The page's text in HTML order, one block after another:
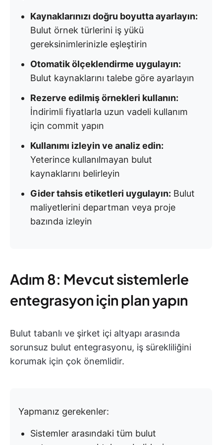
Kaynaklarınızı doğru boyutta ayarlayın:
Bulut örnek türlerini iş yükü
gereksinimlerinizle eşleştirin
Otomatik ölçeklendirme uygulayın:
Bulut kaynaklarını talebe göre ayarlayın
Rezerve edilmiş örnekleri kullanın:
İndirimli fiyatlarla uzun vadeli kullanım
için commit yapın
Kullanımı izleyin ve analiz edin:
Yeterince kullanılmayan bulut
kaynaklarını belirleyin
Gider tahsis etiketleri uygulayın: Bulut
maliyetlerini departman veya proje
bazında izleyin
Adım 8: Mevcut sistemlerle
entegrasyon için plan yapın
Bulut tabanlı ve şirket içi altyapı arasında
sorunsuz bulut entegrasyonu, iş sürekliliğini
korumak için çok önemlidir.
Yapmanız gerekenler:
Sistemler arasındaki tüm bulut